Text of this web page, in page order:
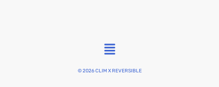
Main
Menu
© 2026 CLIM X REVERSIBLE